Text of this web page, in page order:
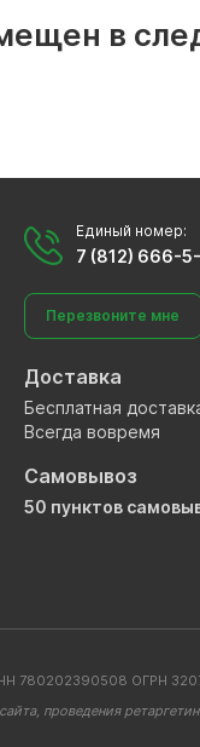
в
Единый номер:
7 (812) 666-
Перезвоните мне
Доставка
Бесплатная
Всегда вовремя
Самовывоз
50 пунктов
780202390508 ОГРН
проведения